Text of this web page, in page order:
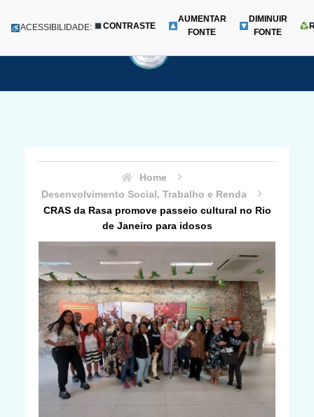
para
Menu
ACESSIBILIDADE: CONTRASTE
AUMENTAR
FONTE
DIMINUIR
FONTE
Home
Desenvolvimento Social, Trabalho e Renda
CRAS da Rasa promove passeio cultural no Rio
de Janeiro para idosos